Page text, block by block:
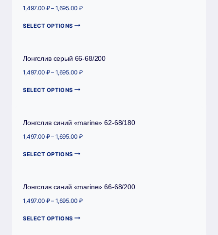
1,497.00 ₽– 1,695.00 ₽
SELECT OPTIONS
Лонгслив серый 66-68/200
1,497.00 ₽– 1,695.00 ₽
SELECT OPTIONS
Лонгслив синий «marine» 62-68/180
1,497.00 ₽– 1,695.00 ₽
SELECT OPTIONS
Лонгслив синий «marine» 66-68/200
1,497.00 ₽– 1,695.00 ₽
SELECT OPTIONS